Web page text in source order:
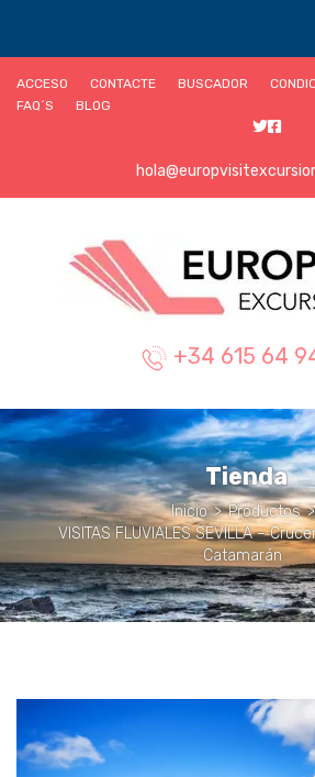
ACCESO CONTACTE BUSCADOR
FAQ´S
BLOG
+34 615 64
Tienda
Inicio > Productos >
VISITAS FLUVIALES SEVILLA –
Catamarán